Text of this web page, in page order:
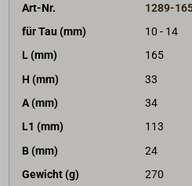
Art-Nr.
1289-
für Tau (mm)
10 - 14
L (mm)
165
H (mm)
33
A (mm)
34
L1 (mm)
113
B (mm)
24
Gewicht (g)
270